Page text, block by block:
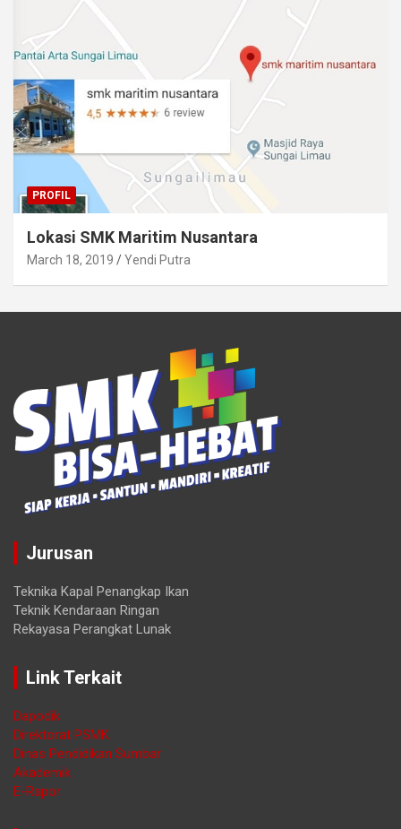
PROFIL
Lokasi SMK Maritim Nusantara
March 18, 2019 Yendi Putra
Jurusan
Teknika Kapal Penangkap Ikan
Teknik Kendaraan Ringan
Rekayasa Perangkat Lunak
Link Terkait
Dapodik
Direktorat PSMK
Dinas Pendidikan Sumbar
Akademik
E-Rapor